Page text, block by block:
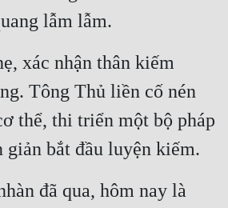
lẫm lẫm.
xác nhận thân kiếm
Tông Thủ liền cố nén
thể, thi triển một bộ pháp
giản bắt đầu luyện kiếm.
đã qua, hôm nay là